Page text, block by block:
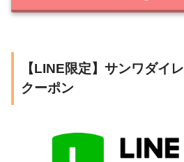
【LINE限定】サンワダイ
クーポン